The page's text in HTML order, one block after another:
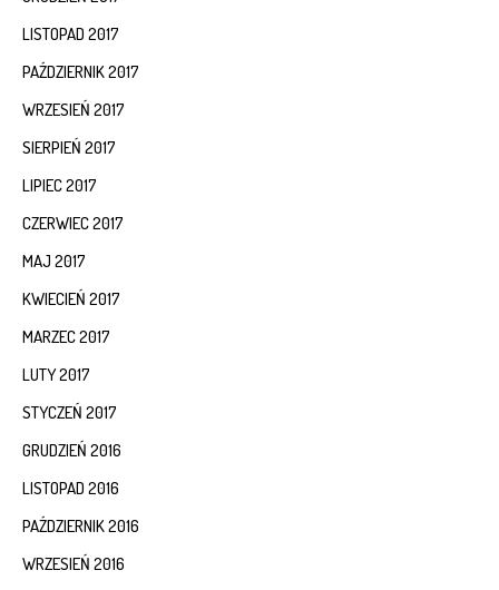
LISTOPAD 2017
PAŹDZIERNIK 2017
WRZESIEŃ 2017
SIERPIEŃ 2017
LIPIEC 2017
CZERWIEC 2017
MAJ 2017
KWIECIEŃ 2017
MARZEC 2017
LUTY 2017
STYCZEŃ 2017
GRUDZIEŃ 2016
LISTOPAD 2016
PAŹDZIERNIK 2016
WRZESIEŃ 2016